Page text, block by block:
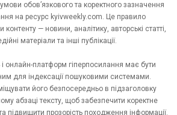
обов’язкового та коректного зазначення
на ресурс kyivweekly.com. Це правило
— новини, аналітику, авторські статті,
матеріали та інші публікації.
і онлайн-платформ гіперпосилання має бути
для індексації пошуковими системами.
його безпосередньо в підзаголовку
абзаці тексту, щоб забезпечити коректне
підвищити прозорість походження інформації.